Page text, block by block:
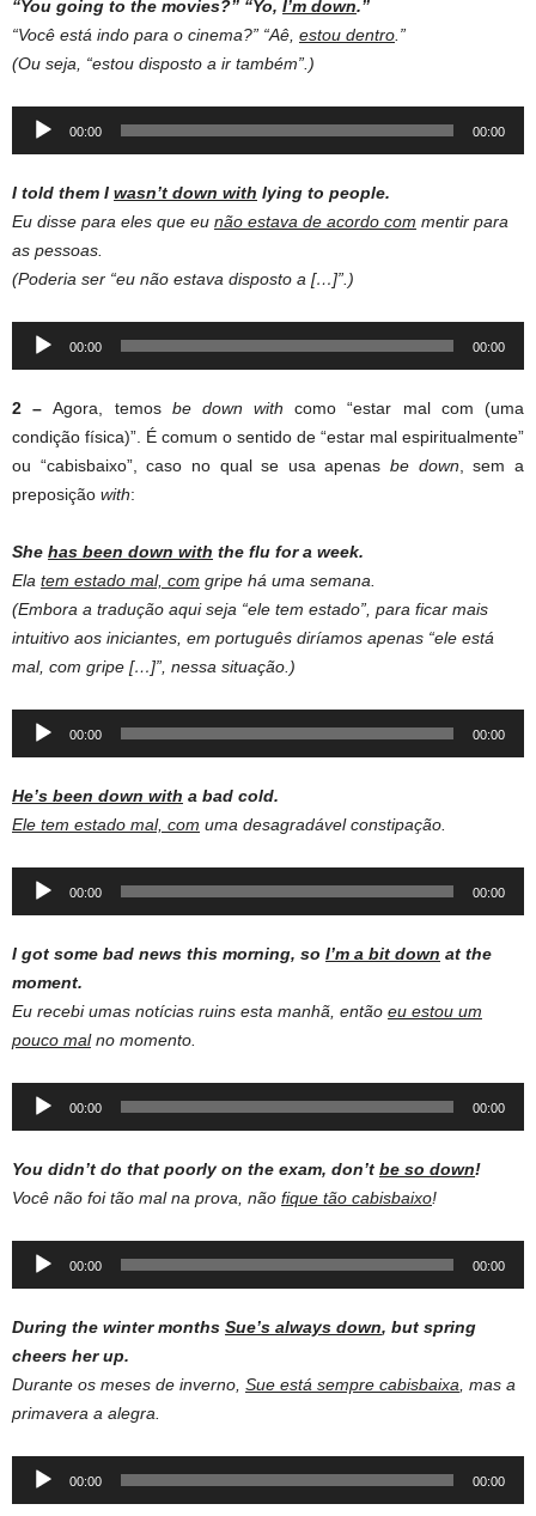
‘‘You going to the movies?” “Yo, I’m down.’’
“Você está indo para o cinema?” “Aê, estou dentro .”
(Ou seja, “estou disposto a ir também”.)
Audio
00:00 00:00
I told them I wasn’t down with lying to people.
Eu disse para eles que eu não estava de acordo com mentir para
as pessoas.
(Poderia ser “eu não estava disposto a […]”.)
Audio
00:00 00:00
2 –Agora, temos be down with como “estar mal com (uma
condição física)”. É comum o sentido de “estar mal espiritualmente”
ou “cabisbaixo”, caso no qual se usa apenasbe down , sem a
preposição with:
She has been down with the flu for a week.
Ela tem estado mal, com gripe há uma semana.
(Embora a tradução aqui seja “ele tem estado”, para ficar mais
intuitivo aos iniciantes, em português diríamos apenas “ele está
mal, com gripe […]”, nessa situação.)
Audio
00:00 00:00
He’s been down with a bad cold.
Ele tem estado mal, com uma desagradável constipação.
Audio
00:00 00:00
I got some bad news this morning, so I’m a bit down at the
moment.
Eu recebi umas notícias ruins esta manhã, então eu estou um
pouco malno momento.
Audio
00:00 00:00
You didn’t do that poorly on the exam, don’t be so down!
Você não foi tão mal na prova, não fique tão cabisbaixo!
Audio
00:00 00:00
During the winter months Sue’s always down, but spring
cheers her up.
Durante os meses de inverno, Sue está sempre cabisbaixa , mas a
primavera a alegra.
Audio
00:00 00:00